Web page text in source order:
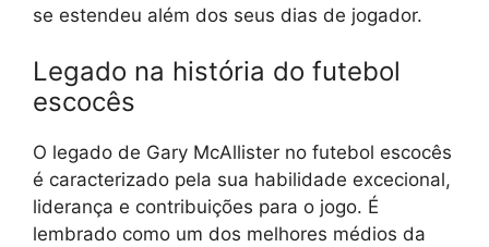
se estendeu além dos seus dias de jogador.
Legado na história do futebol
escocês
O legado de Gary McAllister no futebol escocês
é caracterizado pela sua habilidade excecional,
liderança e contribuições para o jogo. É
lembrado como um dos melhores médios da